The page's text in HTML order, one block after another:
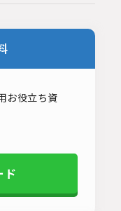
お役立ち資
ド